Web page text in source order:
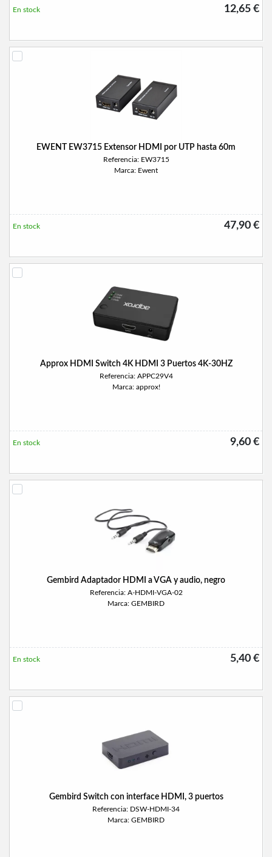
12,65 €
En stock
EWENT EW3715 Extensor HDMI por UTP hasta 60m
Referencia: EW3715
Marca: Ewent
47,90 €
En stock
Approx HDMI Switch 4K HDMI 3 Puertos 4K-30HZ
Referencia: APPC29V4
Marca: approx!
9,60 €
En stock
Gembird Adaptador HDMI a VGA y audio, negro
Referencia: A-HDMI-VGA-02
Marca: GEMBIRD
5,40 €
En stock
Gembird Switch con interface HDMI, 3 puertos
Referencia: DSW-HDMI-34
Marca: GEMBIRD